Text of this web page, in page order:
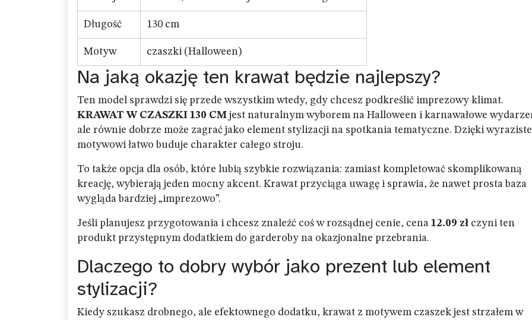
Długość 130 cm
Motyw czaszki (Halloween)
Na jaką okazję ten krawat będzie najlepszy?
Ten model sprawdzi się przede wszystkim wtedy, gdy chcesz podkreślić imprezowy klimat.
KRAWAT W CZASZKI 130 CM jest naturalnym wyborem na Halloween i karnawałowe
ale równie dobrze może zagrać jako element stylizacji na spotkania tematyczne. Dzięki
motywowi łatwo buduje charakter całego stroju.
To także opcja dla osób, które lubią szybkie rozwiązania: zamiast kompletować skomplikowaną
kreację, wybierają jeden mocny akcent. Krawat przyciąga uwagę i sprawia, że nawet prosta baza
wygląda bardziej „imprezowo”.
Jeśli planujesz przygotowania i chcesz znaleźć coś w rozsądnej cenie, cena 12.09 zł czyni ten
produkt przystępnym dodatkiem do garderoby na okazjonalne przebrania.
Dlaczego to dobry wybór jako prezent lub element
stylizacji?
Kiedy szukasz drobnego, ale efektownego dodatku, krawat z motywem czaszek jest strzałem w